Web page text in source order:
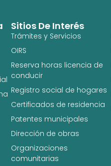
Sitios De Interés
Trámites y Servicios
OIRS
Reserva horas licencia de
conducir
Registro social de hogares
Certificados de residencia
Patentes municipales
Dirección de obras
Organizaciones
comunitarias